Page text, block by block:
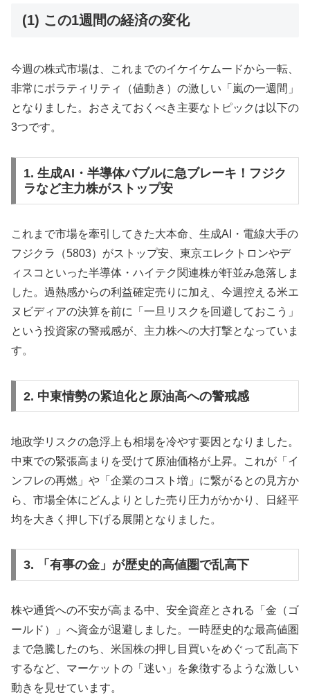
(1) この1週間の経済の変化
今週の株式市場は、これまでのイケイケムードから一転、
非常にボラティリティ（値動き）の激しい「嵐の一週間」
となりました。おさえておくべき主要なトピックは以下の
3つです。
1. 生成AI・半導体バブルに急ブレーキ！フジク
ラなど主力株がストップ安
これまで市場を牽引してきた大本命、生成AI・電線大手の
フジクラ（5803）がストップ安、東京エレクトロンやデ
ィスコといった半導体・ハイテク関連株が軒並み急落しま
した。過熱感からの利益確定売りに加え、今週控える米エ
ヌビディアの決算を前に「一旦リスクを回避しておこう」
という投資家の警戒感が、主力株への大打撃となっていま
す。
2. 中東情勢の紧迫化と原油高への警戒感
地政学リスクの急浮上も相場を冷やす要因となりました。
中東での緊張高まりを受けて原油価格が上昇。これが「イ
ンフレの再燃」や「企業のコスト増」に繋がるとの見方か
ら、市場全体にどんよりとした売り圧力がかかり、日経平
均を大きく押し下げる展開となりました。
3. 「有事の金」が歴史的高値圏で乱高下
株や通貨への不安が高まる中、安全資産とされる「金（ゴ
ールド）」へ資金が退避しました。一時歴史的な最高値圏
まで急騰したのち、米国株の押し目買いをめぐって乱高下
するなど、マーケットの「迷い」を象徴するような激しい
動きを見せています。